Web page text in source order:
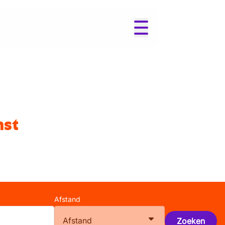
Afstand
Afstand Zoeken